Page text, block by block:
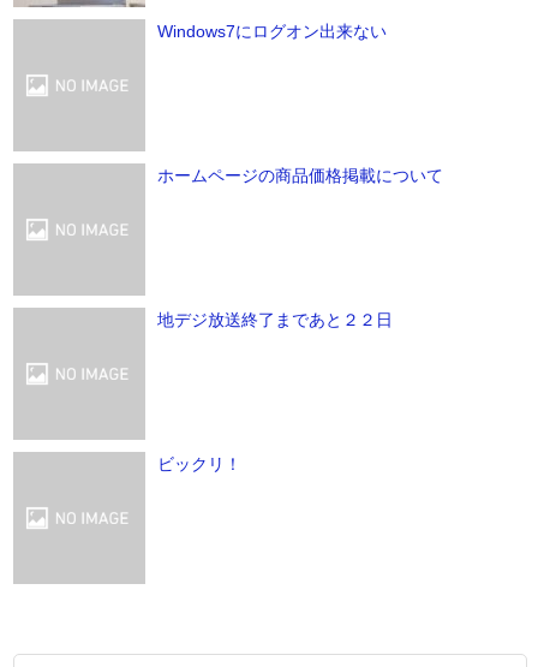
Windows7にログオン出来ない
ホームページの商品価格掲載について
地デジ放送終了まであと２２日
ビックリ！